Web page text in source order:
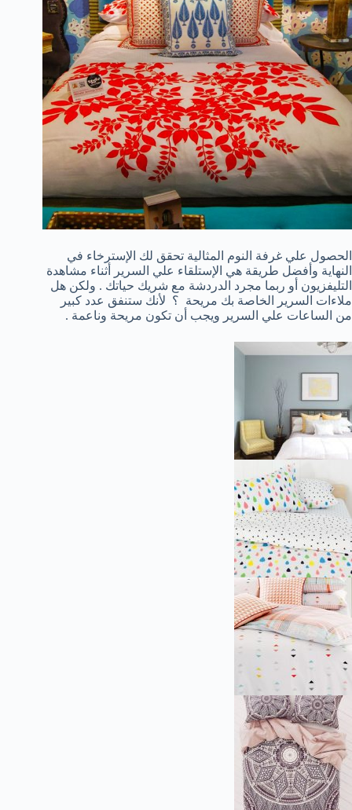
الحصول علي غرفة النوم المثالية تحقق لك الإسترخاء في
النهاية وأفضل طريقة هي الإستلقاء علي السرير أثناء مشاهدة
التليفزيون أو ربما مجرد الدردشة مع شريك حياتك . ولكن هل
ملاءات السرير الخاصة بك مريحة ؟ لأنك ستنفق عدد كبير
من الساعات علي السرير ويجب أن تكون مريحة وناعمة .